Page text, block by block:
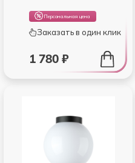
Персональная цена
Заказать в один клик
1 780 ₽